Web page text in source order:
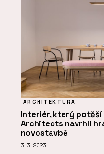
ARCHITEKTURA
Interiér, který potěší
Architects navrhli
novostavbě
3. 3. 2023